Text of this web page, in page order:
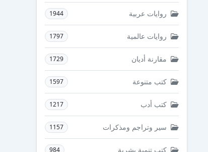
روايات عربية 1944
روايات عالمية 1797
مقارنة أديان 1729
كتب متنوعة 1597
كتب أدب 1217
سير وتراجم ومذكرات 1157
كتب تنمية بشرية 984